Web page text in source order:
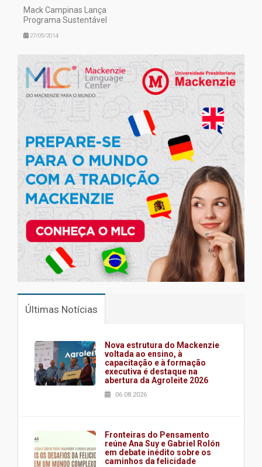
Mack Campinas Lança
Programa Sustentável
27/05/2014
Últimas Notícias
Nova estrutura do Mackenzie
voltada ao ensino, à
capacitação e à formação
executiva é destaque na
abertura da Agroleite 2026
06.08.2026
Fronteiras do Pensamento
reúne Ana Suy e Gabriel Rolón
em debate inédito sobre os
caminhos da felicidade